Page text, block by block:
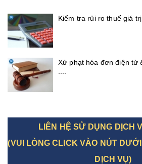
Kiểm tra rủi ro thuế giá
Xử phạt hóa đơn điện tử
....
LIÊN HỆ SỬ DỤNG DỊCH
(VUI LÒNG CLICK VÀO NÚT
DỊCH VỤ)